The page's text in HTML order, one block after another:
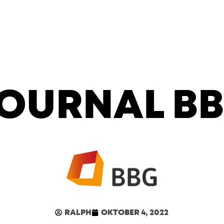
RALPH OKTOBER 4, 2022